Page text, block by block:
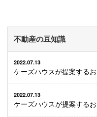
不動産の豆知識
2022.07.13
ケーズハウスが提案する
2022.07.13
ケーズハウスが提案する